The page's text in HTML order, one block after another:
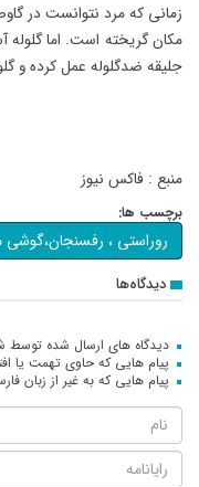
زمانی که مرد نتوانست در
مکان گریخته است. اما گلوله
جلیقه ضدگلوله عمل کرده و
منبع : فاکس نیوز
برچسب ها:
روراستی ، رفسنجان،گوشی
دیدگاه‌ها
دیدگاه های ارسال شده توسط
پیام هایی که حاوی تهمت یا
پیام هایی که به غیر از زبان